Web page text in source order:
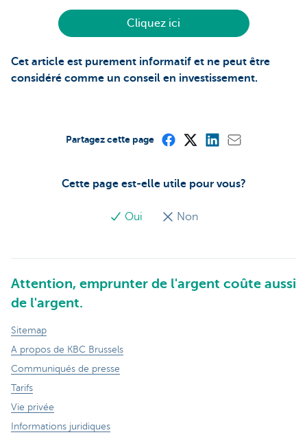
Cliquez ici
Cet article est purement informatif et ne peut être
considéré comme un conseil en investissement.
Cette page est-elle utile pour vous?
Oui Non
Partagez cette page
Attention, emprunter de l'argent coûte aussi
de l'argent.
Sitemap
A propos de KBC Brussels
Communiqués de presse
Tarifs
Vie privée
Informations juridiques